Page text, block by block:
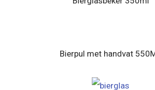
Bierpul met handvat